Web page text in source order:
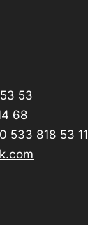
53
68
533 818 53 11